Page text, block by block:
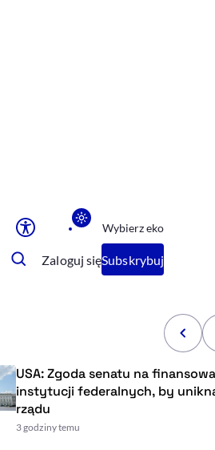
Wybierz eko
Zaloguj sięSubskrybuj
Zgoda senatu na finansowanie
federalnych, by uniknąć
3 godziny temu